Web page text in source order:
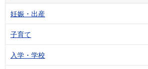
妊娠・出産
子育て
入学・学校